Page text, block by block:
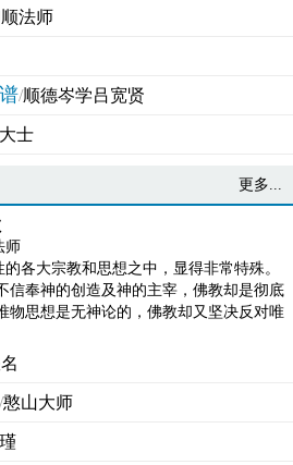
法师
/顺德岑学吕宽贤
士
更多...
师
各大宗教和思想之中，显得非常特殊。
信奉神的创造及神的主宰，佛教却是彻底
物思想是无神论的，佛教却又坚决反对唯
/憨山大师